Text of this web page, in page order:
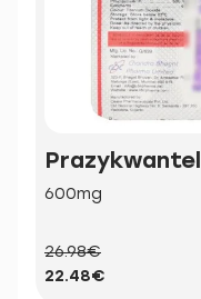
Prazykwantel
600mg
26.98€
22.48€